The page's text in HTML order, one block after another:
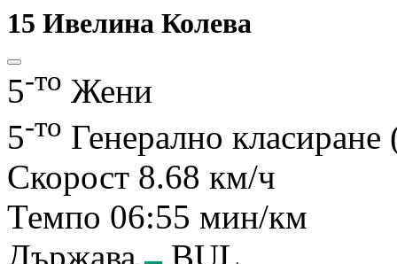
15 Ивелина Колева
5-то Жени
5-то Генерално
Скорост 8.68 км/ч
Темпо 06:55 мин/км